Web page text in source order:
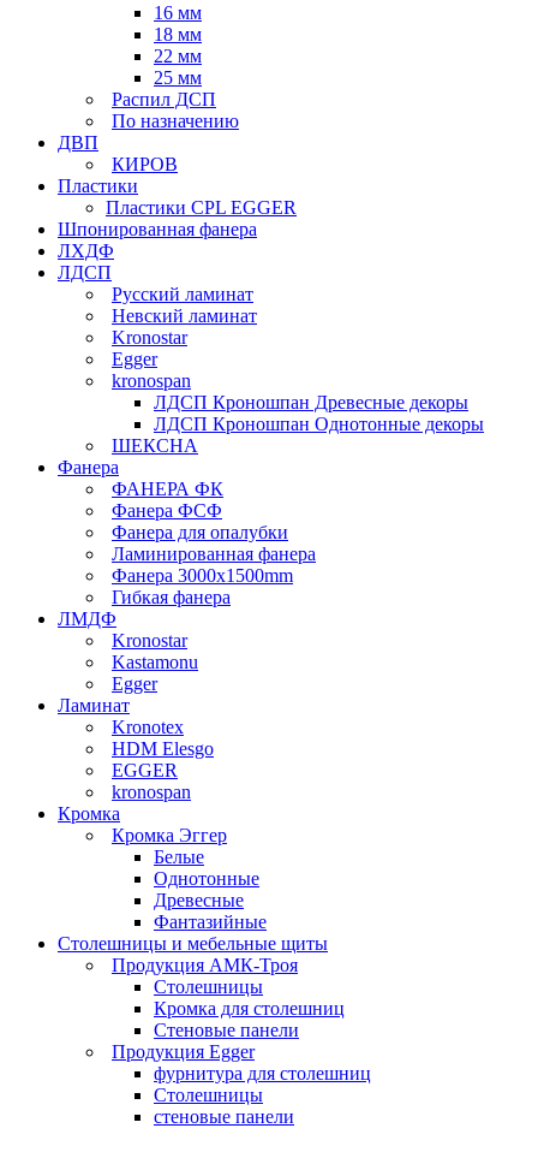
16 мм
18 мм
22 мм
25 мм
Распил ДСП
По назначению
ДВП
КИРОВ
Пластики
Пластики CPL EGGER
Шпонированная фанера
ЛХДФ
ЛДСП
Русский ламинат
Невский ламинат
Kronostar
Egger
kronospan
ЛДСП Кроношпан Древесные декоры
ЛДСП Кроношпан Однотонные декоры
ШЕКСНА
Фанера
ФАНЕРА ФК
Фанера ФСФ
Фанера для опалубки
Ламинированная фанера
Фанера 3000х1500mm
Гибкая фанера
ЛМДФ
Kronostar
Kastamonu
Egger
Ламинат
Kronotex
HDM Elesgo
EGGER
kronospan
Кромка
Кромка Эггер
Белые
Однотонные
Древесные
Фантазийные
Столешницы и мебельные щиты
Продукция АМК-Троя
Столешницы
Кромка для столешниц
Стеновые панели
Продукция Egger
фурнитура для столешниц
Столешницы
стеновые панели